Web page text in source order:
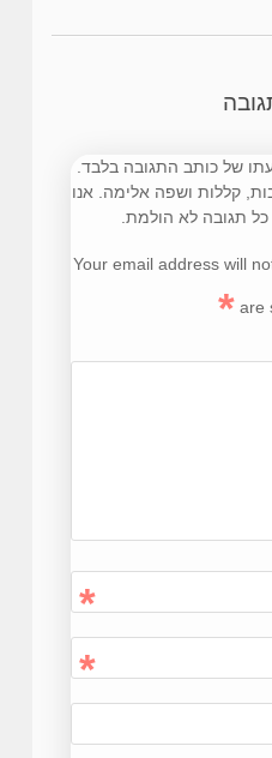
של כותב התגובה בלבד.
קללות ושפה אלימה. אנו
תגובה לא הולמת.
Your email address will
are
*
*
*